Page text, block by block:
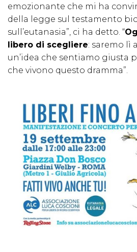
emozionante che mi ha
della legge sul testamento
sull’eutanasia”, ci ha detto. “
libero di scegliere: saremo lì
un’idea che sentiamo giusta
che vivono questo dramma”.